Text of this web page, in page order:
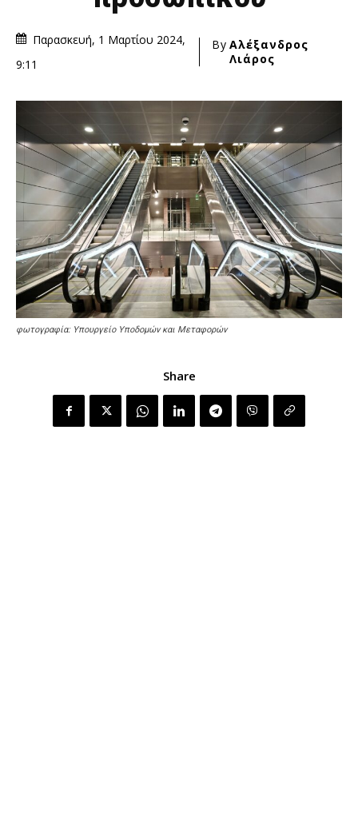
Παρασκευή, 1 Μαρτίου 2024,
9:11
By Αλέξανδρος
Λιάρος
φωτογραφία: Υπουργείο Υποδομών και Μεταφορών
Share